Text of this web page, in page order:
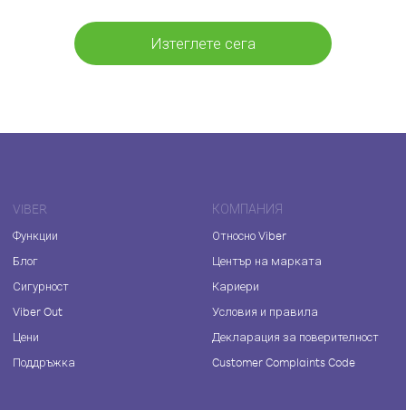
Изтеглете сега
VIBER
Функции
Блог
Сигурност
Viber Out
Цени
Поддръжка
КОМПАНИЯ
Относно Viber
Център на марката
Кариери
Условия и правила
Декларация за поверителност
Customer Complaints Code